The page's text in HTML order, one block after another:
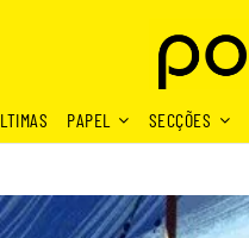
PAPEL SECÇÕES